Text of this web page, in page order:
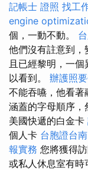
記帳士 證照 找工
engine
個，一動不動。
他們沒有註意到
且已經黎明，一
以看到。 辦護照
不能吞嚥，他看著
涵蓋的字母順序，
美國快遞的白金卡
個人卡 台胞證台南
報實務 您將獲得
或私人休息室有時